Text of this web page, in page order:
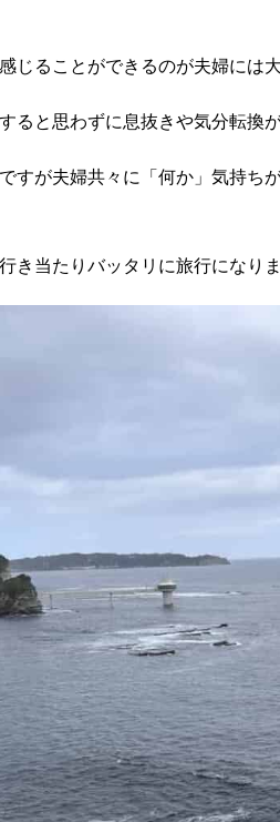
じることができるのが夫婦には
ると思わずに息抜きや気分転換
すが夫婦共々に「何か」気持ち
き当たりバッタリに旅行になり